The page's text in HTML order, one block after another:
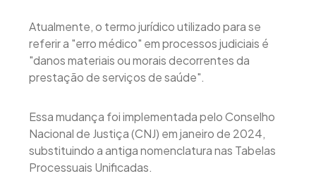
​Atualmente, o termo jurídico utilizado para se
referir a "erro médico" em processos judiciais é
"danos materiais ou morais decorrentes da
prestação de serviços de saúde".
Essa mudança foi implementada pelo Conselho
Nacional de Justiça (CNJ) em janeiro de 2024,
substituindo a antiga nomenclatura nas Tabelas
Processuais Unificadas.